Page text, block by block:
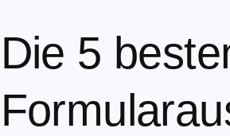
Die 5